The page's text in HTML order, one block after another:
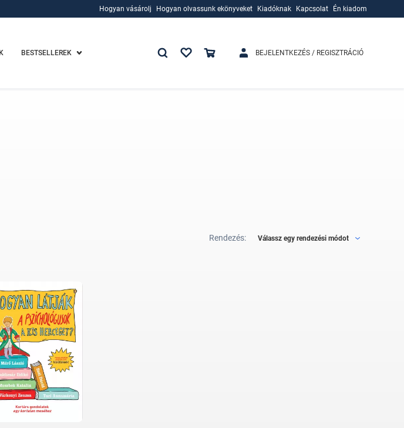
Hogyan vásárolj
Hogyan olvassunk ekönyveket
Kiadóknak
Kapcsolat Én kiadom
BESTSELLEREK BEJELENTKEZÉS / REGISZTRÁCIÓ
Rendezés: Válassz egy rendezési módot